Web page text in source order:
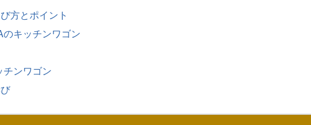
方とポイント
キッチンワゴン
ンワゴン